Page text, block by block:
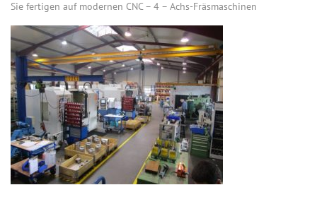
Sie fertigen auf modernen CNC – 4 – Achs-Fräsmaschinen